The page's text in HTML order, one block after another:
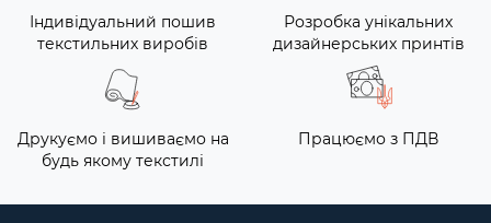
Індивідуальний пошив
текстильних виробів
Розробка унікальних
дизайнерських принтів
Друкуємо і вишиваємо на
будь якому текстилі
Працюємо з ПДВ